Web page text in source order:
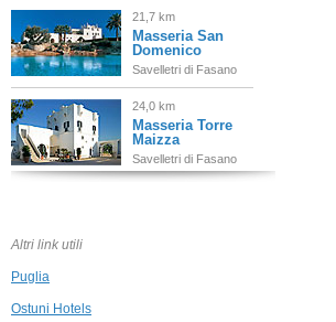
21,7 km
Masseria San
Domenico
Savelletri di Fasano
24,0 km
Masseria Torre
Maizza
Savelletri di Fasano
Altri link utili
Puglia
Ostuni Hotels